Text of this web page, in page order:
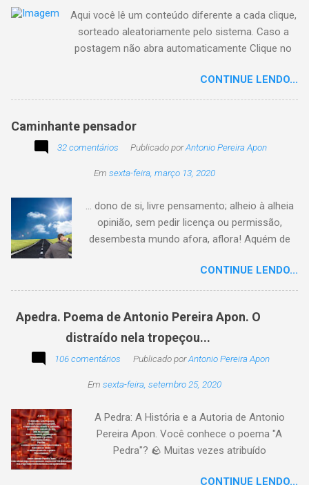
Aqui você lê um conteúdo diferente a cada clique,
sorteado aleatoriamente pelo sistema. Caso a
postagem não abra automaticamente Clique no
CONTINUE LENDO...
Caminhante pensador
32 comentários Publicado porAntonio Pereira Apon
Em sexta-feira, março 13, 2020
... dono de si, livre pensamento; alheio à alheia
opinião, sem pedir licença ou permissão,
desembesta mundo afora, aflora! Aquém de
sem pitaco, intromissão... Antonio Pereira
Apon. No blog Filosofando na vida , a
uma frase, verso,
poesia, pensamento, mensagem… Sobre uma
imagem postada a cada quinzena. Acima, a
participação na segunda edição dessa
encantando . Segue a sós o caminhante,
itinerante pensador, sob o céu, sobre o
caminho, toca a vida a caminhar. Vem de
CONTINUE LENDO...
Apedra. Poema de Antonio Pereira Apon. O
distraído nela tropeçou...
106 comentários Publicado porAntonio Pereira Apon
Em sexta-feira, setembro 25, 2020
A Pedra: A História e a Autoria de Antonio
Pereira Apon. Você conhece o poema "A
Pedra"? 🪨 Muitas vezes atribuído
CONTINUE LENDO...